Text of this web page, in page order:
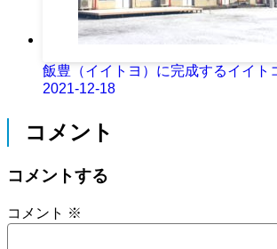
飯豊（イイトヨ）に完成するイイト
2021-12-18
コメント
コメントする
コメント ※